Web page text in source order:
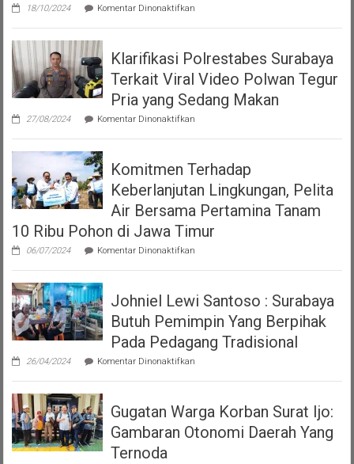
18/10/2024 Komentar Dinonaktifkan
Korban
Ijo
tolak
HGB
diatas
7
Tahun
2023
tentang
Dan
Klarifikasi Polrestabes Surabaya
Terkait Viral Video Polwan Tegur
Pria yang Sedang Makan
27/08/2024 Komentar Dinonaktifkan
Polrestabes
Terkait
Video
Polwan
Tegur
Pria
Komitmen Terhadap
Keberlanjutan Lingkungan, Pelita
Air Bersama Pertamina Tanam
10 Ribu Pohon di Jawa Timur
06/07/2024 Komentar Dinonaktifkan
Terhadap
Lingkungan,
Air
Bersama
Pertamina
di
Timur
Johniel Lewi Santoso : Surabaya
Butuh Pemimpin Yang Berpihak
Pada Pedagang Tradisional
26/04/2024 Komentar Dinonaktifkan
Lewi
:
Surabaya
Butuh
Gugatan Warga Korban Surat Ijo:
Gambaran Otonomi Daerah Yang
Ternoda